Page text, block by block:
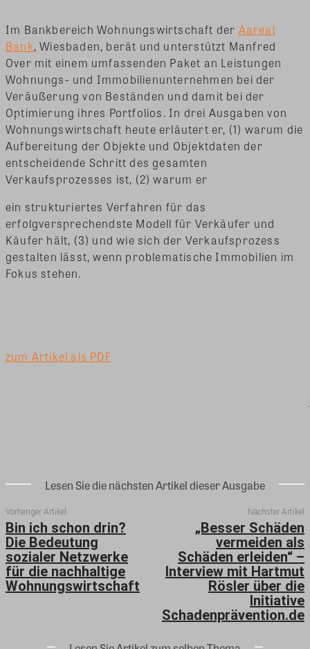
Im Bankbereich Wohnungswirtschaft der Aareal
Bank, Wiesbaden, berät und unterstützt Manfred
Over mit einem umfassenden Paket an Leistungen
Wohnungs- und Immobilienunternehmen bei der
Veräußerung von Beständen und damit bei der
Optimierung ihres Portfolios. In drei Ausgaben von
Wohnungswirtschaft heute erläutert er, (1) warum die
Aufbereitung der Objekte und Objektdaten der
entscheidende Schritt des gesamten
Verkaufsprozesses ist, (2) warum er
ein strukturiertes Verfahren für das
erfolgversprechendste Modell für Verkäufer und
Käufer hält, (3) und wie sich der Verkaufsprozess
gestalten lässt, wenn problematische Immobilien im
Fokus stehen.
zum Artikel als PDF
Lesen Sie die nächsten Artikel dieser Ausgabe
Vorheriger Artikel
Bin ich schon drin?
Die Bedeutung
sozialer Netzwerke
für die nachhaltige
Wohnungswirtschaft
Nächster Artikel
„Besser Schäden
vermeiden als
Schäden erleiden“ –
Interview mit Hartmut
Rösler über die
Initiative
Schadenprävention.de